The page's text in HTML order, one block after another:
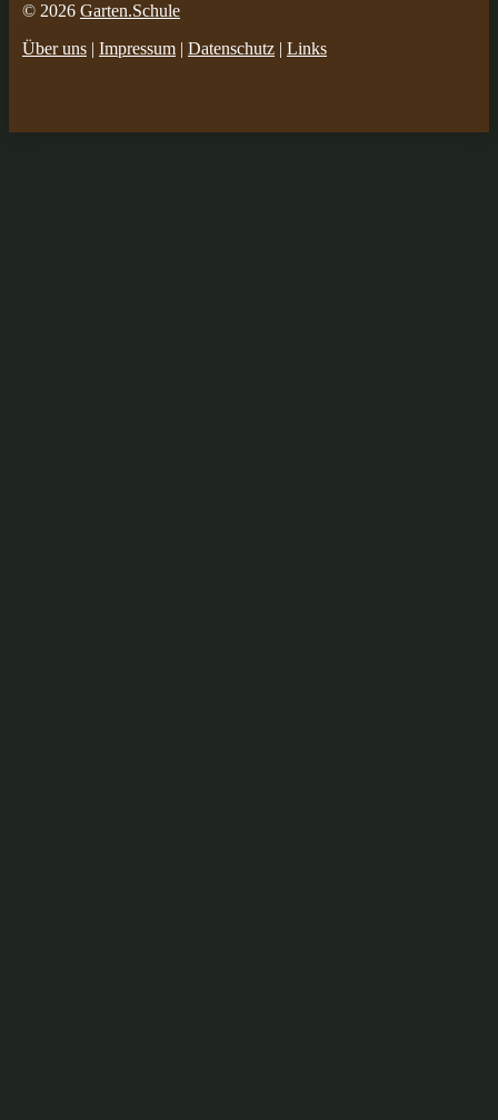
© 2026 Garten.Schule
Über uns | Impressum | Datenschutz | Links